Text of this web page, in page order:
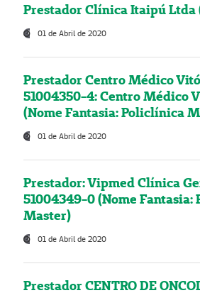
Prestador Clínica Itaipú Ltda
01 de Abril de 2020
Prestador Centro Médico
51004350-4: Centro Médico
(Nome Fantasia: Policlínica
01 de Abril de 2020
Prestador: Vipmed Clínica
51004349-0 (Nome
Master)
01 de Abril de 2020
Prestador CENTRO DE